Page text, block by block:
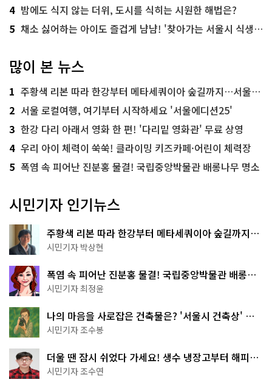
4 밤에도 식지 않는 더위, 도시를 식히는 시원한 해법은?
5 채소 싫어하는 아이도 즐겁게 냠냠! '찾아가는 서울시 식생활 교육' 현장
많이 본 뉴스
1 주황색 리본 따라 한강부터 메타세쿼이아 숲길까지…서울둘레길 15코스
2 서울 로컬여행, 여기부터 시작하세요 '서울에디션25'
3 한강 다리 아래서 영화 한 편! '다리밑 영화관' 무료 상영
4 우리 아이 체력이 쑥쑥! 클라이밍 키즈카페·어린이 체력장
5 폭염 속 피어난 진분홍 물결! 국립중앙박물관 배롱나무 명소
시민기자 인기뉴스
주황색 리본 따라 한강부터 메타세쿼이아 숲길까지…
서울둘레길 15코스
시민기자 박상현
폭염 속 피어난 진분홍 물결! 국립중앙박물관 배롱나
무 명소
시민기자 최정윤
나의 마음을 사로잡은 건축물은? '서울시 건축상' 수
상작 공개!
시민기자 조수봉
더울 땐 잠시 쉬었다 가세요! 생수 냉장고부터 해피소
·무더위쉼터까지
시민기자 조수연